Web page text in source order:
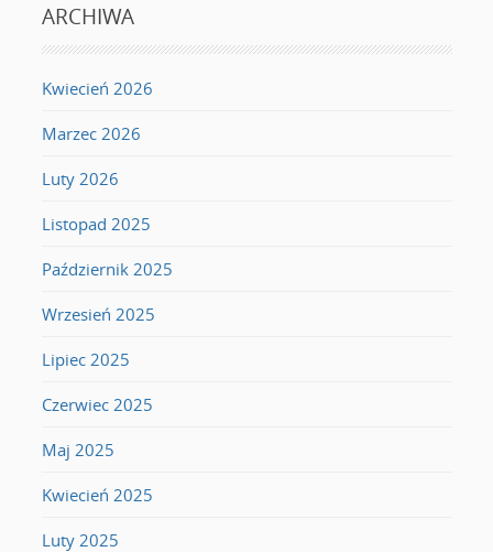
ARCHIWA
Kwiecień 2026
Marzec 2026
Luty 2026
Listopad 2025
Październik 2025
Wrzesień 2025
Lipiec 2025
Czerwiec 2025
Maj 2025
Kwiecień 2025
Luty 2025